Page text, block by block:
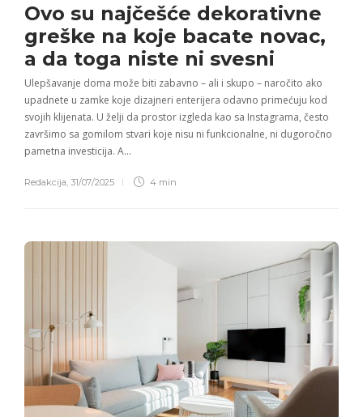
Ovo su najčešće dekorativne
greške na koje bacate novac,
a da toga niste ni svesni
Ulepšavanje doma može biti zabavno – ali i skupo – naročito ako
upadnete u zamke koje dizajneri enterijera odavno primećuju kod
svojih klijenata. U želji da prostor izgleda kao sa Instagrama, često
završimo sa gomilom stvari koje nisu ni funkcionalne, ni dugoročno
pametna investicija. A…
Redakcija 31/07/2025 4 min